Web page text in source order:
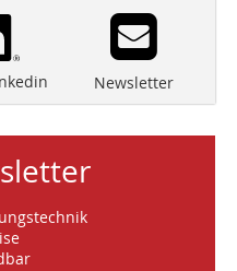
Newsletter